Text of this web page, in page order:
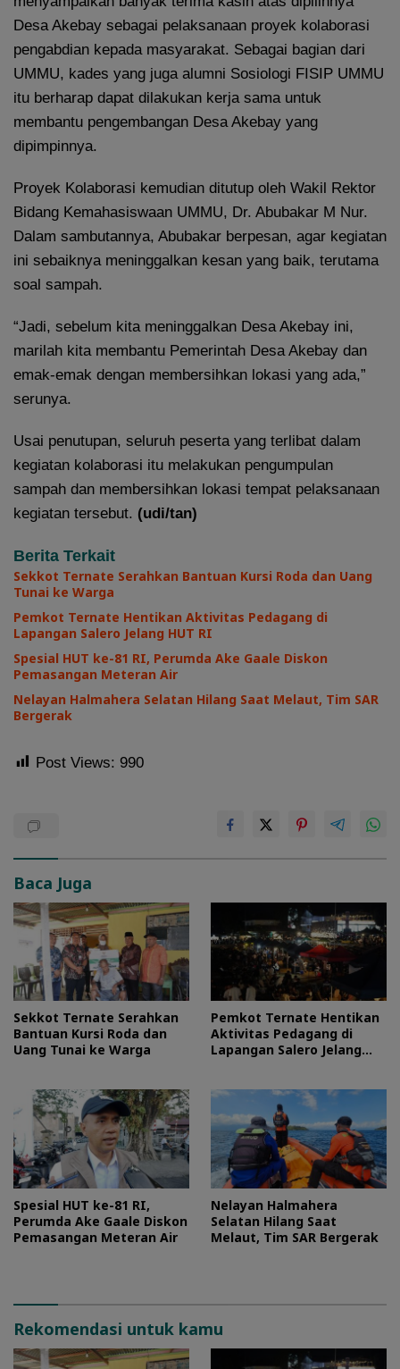
Desa Akebay sebagai pelaksanaan proyek kolaborasi
pengabdian kepada masyarakat. Sebagai bagian dari
UMMU, kades yang juga alumni Sosiologi FISIP UMMU
itu berharap dapat dilakukan kerja sama untuk
membantu pengembangan Desa Akebay yang
dipimpinnya.
Proyek Kolaborasi kemudian ditutup oleh Wakil Rektor
Bidang Kemahasiswaan UMMU, Dr. Abubakar M Nur.
Dalam sambutannya, Abubakar berpesan, agar kegiatan
ini sebaiknya meninggalkan kesan yang baik, terutama
soal sampah.
“Jadi, sebelum kita meninggalkan Desa Akebay ini,
marilah kita membantu Pemerintah Desa Akebay dan
emak-emak dengan membersihkan lokasi yang ada,”
serunya.
Usai penutupan, seluruh peserta yang terlibat dalam
kegiatan kolaborasi itu melakukan pengumpulan
sampah dan membersihkan lokasi tempat pelaksanaan
kegiatan tersebut. (udi/tan)
Berita Terkait
Sekkot Ternate Serahkan Bantuan Kursi Roda dan Uang
Tunai ke Warga
Pemkot Ternate Hentikan Aktivitas Pedagang di
Lapangan Salero Jelang HUT RI
Spesial HUT ke-81 RI, Perumda Ake Gaale Diskon
Pemasangan Meteran Air
Nelayan Halmahera Selatan Hilang Saat Melaut, Tim SAR
Bergerak
Post Views: 990
Baca Juga
Sekkot Ternate Serahkan
Bantuan Kursi Roda dan
Uang Tunai ke Warga
Pemkot Ternate Hentikan
Aktivitas Pedagang di
Lapangan Salero Jelang
Spesial HUT ke-81 RI,
Perumda Ake Gaale Diskon
Pemasangan Meteran Air
Nelayan Halmahera
Selatan Hilang Saat
Melaut, Tim SAR Bergerak
Rekomendasi untuk kamu